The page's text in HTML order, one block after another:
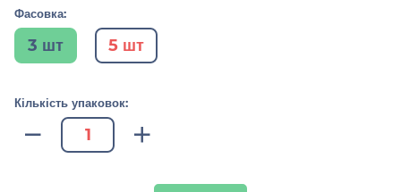
Фасовка:
3 шт 5 шт
Кількість упаковок: